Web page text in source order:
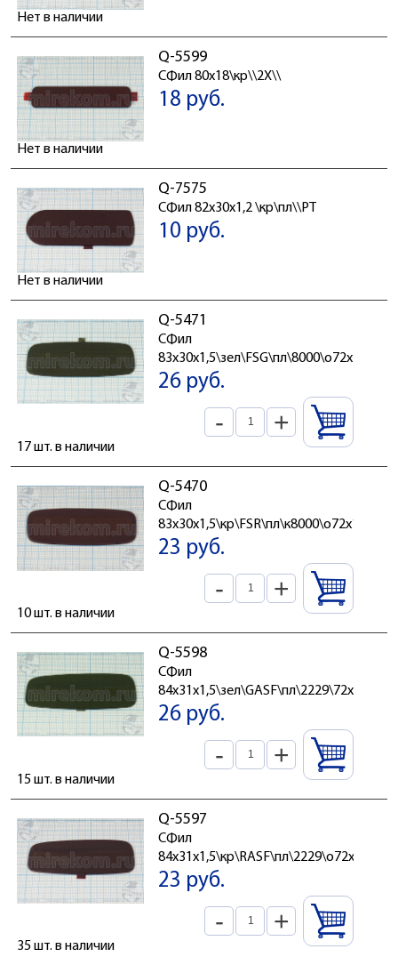
Нет в наличии
Q-5599
СФил 80x18\кр\\2X\\
18 руб.
Нет в наличии
Q-7575
СФил 82x30x1,2 \кр\пл\\PT
10 руб.
Нет в наличии
Q-5471
СФил
83x30x1,5\зел\FSG\пл\8000\о72x14
26 руб.
- +
17 шт. в наличии
Q-5470
СФил
83x30x1,5\кр\FSR\пл\к8000\о72x14
23 руб.
- +
10 шт. в наличии
Q-5598
СФил
84x31x1,5\зел\GASF\пл\2229\72x14
26 руб.
- +
15 шт. в наличии
Q-5597
СФил
84x31x1,5\кр\RASF\пл\2229\о72x14
23 руб.
- +
35 шт. в наличии